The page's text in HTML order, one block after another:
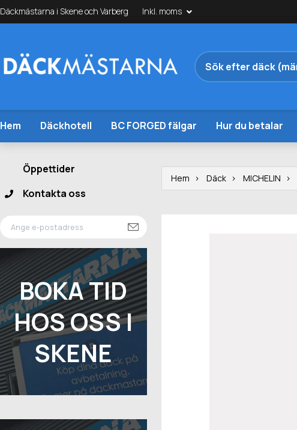
Däckmästarna i Skene och Varberg Inkl. moms
Hem Däckhotell BC FORGED fälgar Hur du betalar
Öppettider
Kontakta oss
BOKA TID
HOS OSS I
SKENE
Hem Däck MICHELIN